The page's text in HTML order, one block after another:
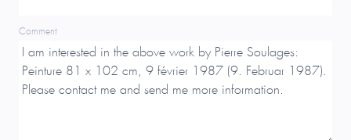
Comment